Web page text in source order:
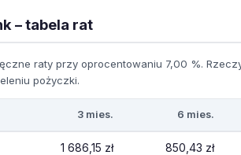
– tabela rat
raty przy oprocentowaniu 7,00 %.
pożyczki.
3 mies. 6 mies.
1 686,15 zł 850,43 zł